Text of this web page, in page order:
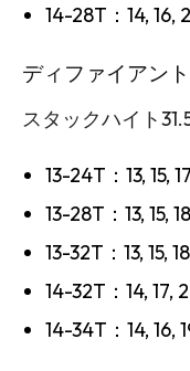
14-28T：14, 16,
ディファイアン
スタックハイト
13-24T：13, 15,
13-28T：13, 15,
13-32T：13, 15,
14-32T：14, 17,
14-34T：14, 16,